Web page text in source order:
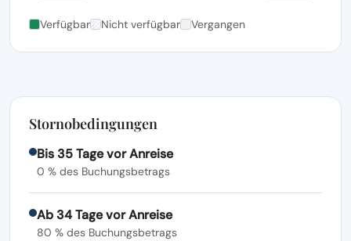
Verfügbar Nicht verfügbar Vergangen
Stornobedingungen
Bis 35 Tage vor Anreise
0 % des Buchungsbetrags
Ab 34 Tage vor Anreise
80 % des Buchungsbetrags